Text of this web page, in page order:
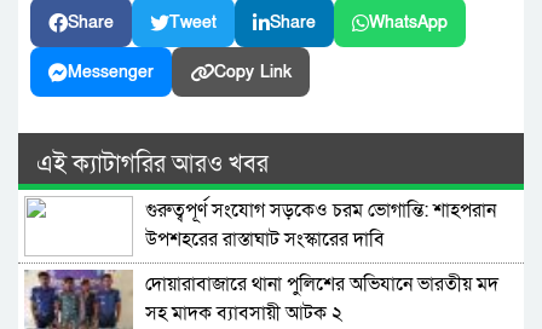
Share Tweet Share WhatsApp
Messenger Copy Link
এই ক্যাটাগরির আরও খবর
গুরুত্বপূর্ণ সংযোগ সড়কেও চরম ভোগান্তি: শাহপরান
উপশহরের রাস্তাঘাট সংস্কারের দাবি
দোয়ারাবাজারে থানা পুলিশের অভিযানে ভারতীয় মদ
সহ মাদক ব্যাবসায়ী আটক ২